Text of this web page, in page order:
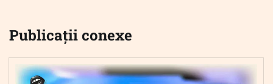
Publicații conexe